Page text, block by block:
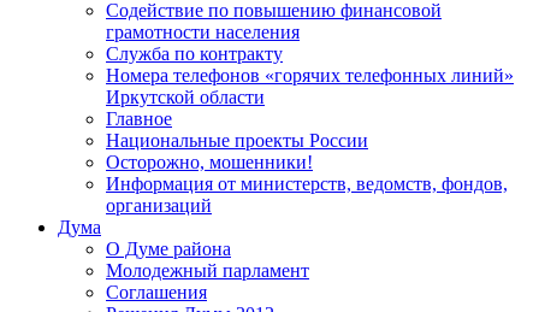
Содействие по повышению финансовой
грамотности населения
Служба по контракту
Номера телефонов «горячих телефонных линий»
Иркутской области
Главное
Национальные проекты России
Осторожно, мошенники!
Информация от министерств, ведомств, фондов,
организаций
Дума
О Думе района
Молодежный парламент
Соглашения